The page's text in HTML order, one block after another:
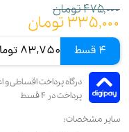
۴۷۵,۰۰۰ تومان
۳۳۵,۰۰۰ تومان
4 قسط 83,750 تومانی
سایر مشخصات: